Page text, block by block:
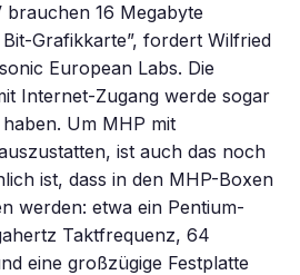
brauchen 16 Megabyte
Grafikkarte”, fordert Wilfried
European Labs. Die
Internet-Zugang werde sogar
Um MHP mit
ist auch das noch
ist, dass in den MHP-Boxen
werden: etwa ein Pentium-
Taktfrequenz, 64
eine großzügige Festplatte